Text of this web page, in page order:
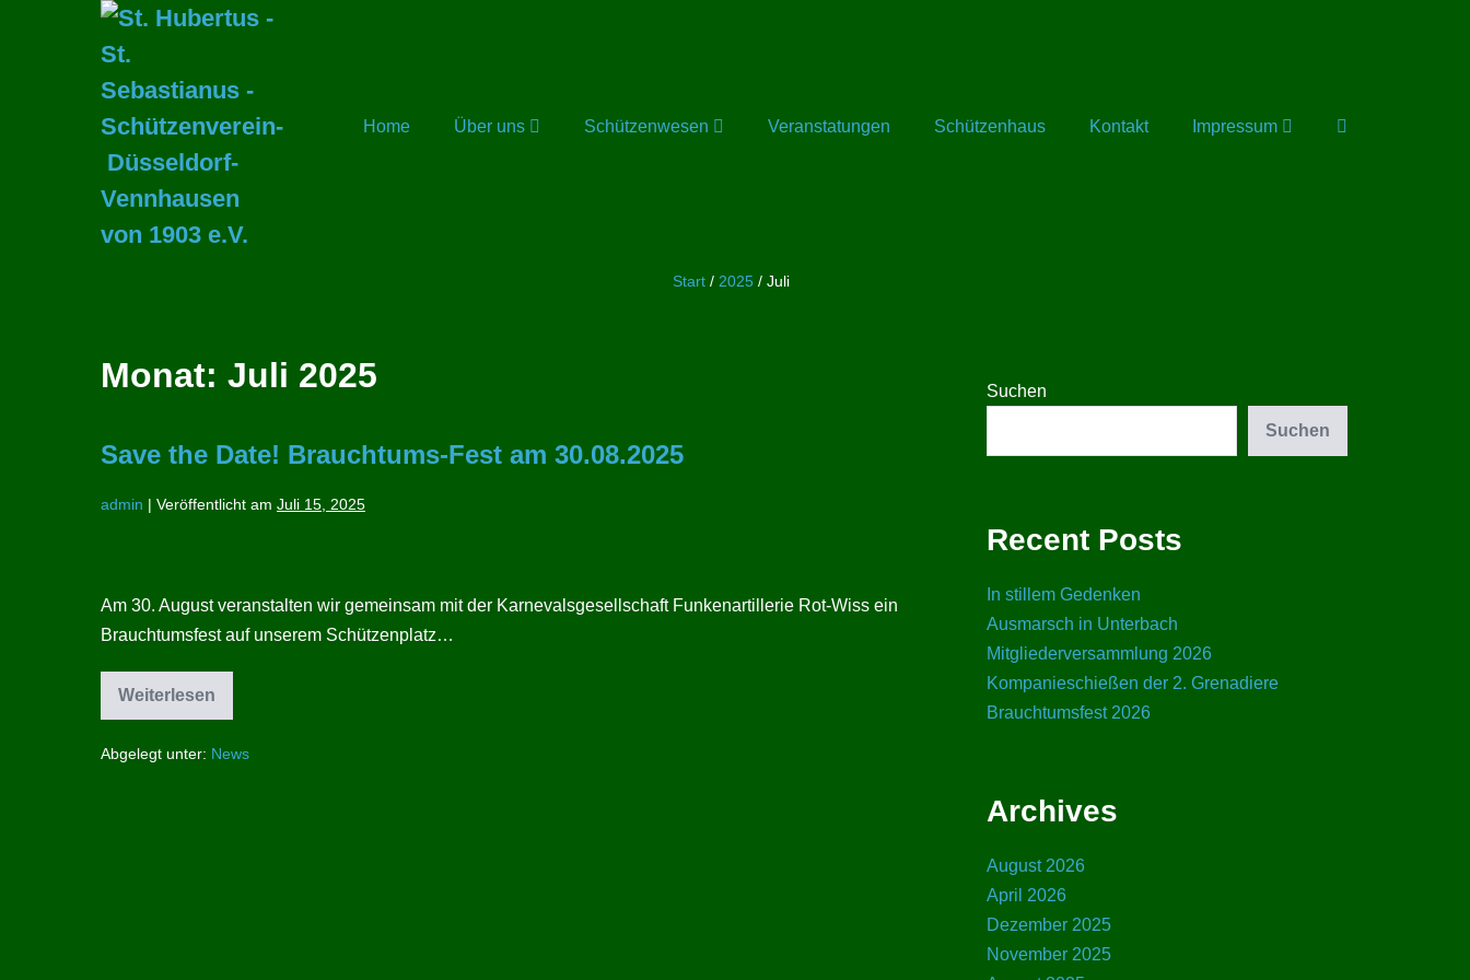
Home Über uns Schützenwesen Veranstatungen Schützenhaus Kontakt Impressum
Suche-
Start/ 2025/ Juli
Monat: Juli 2025
Save the Date! Brauchtums-Fest am 30.08.2025
admin | Veröffentlicht am Juli 15, 2025
Date!
Brauchtums-
Fest
am
Am 30. August veranstalten wir gemeinsam mit der Karnevalsgesellschaft Funkenartillerie Rot-Wiss ein
Brauchtumsfest auf unserem Schützenplatz…
Weiterlesen
Save
the
Brauchtums-
Abgelegt unter: News
Suchen
Suchen
Recent Posts
In stillem Gedenken
Ausmarsch in Unterbach
Mitgliederversammlung 2026
Kompanieschießen der 2. Grenadiere
Brauchtumsfest 2026
Archives
August 2026
April 2026
Dezember 2025
November 2025